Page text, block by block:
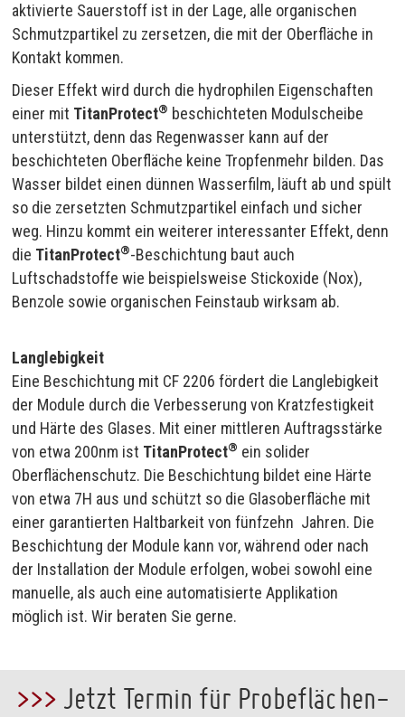
aktivierte Sauerstoff ist in der Lage, alle organischen
Schmutzpartikel zu zersetzen, die mit der Oberfläche in
Kontakt kommen.
Dieser Effekt wird durch die hydrophilen Eigenschaften
einer mit TitanProtect® beschichteten Modulscheibe
unterstützt, denn das Regenwasser kann auf der
beschichteten Oberfläche keine Tropfenmehr bilden. Das
Wasser bildet einen dünnen Wasserfilm, läuft ab und spült
so die zersetzten Schmutzpartikel einfach und sicher
weg. Hinzu kommt ein weiterer interessanter Effekt, denn
die TitanProtect®-Beschichtung baut auch
Luftschadstoffe wie beispielsweise Stickoxide (Nox),
Benzole sowie organischen Feinstaub wirksam ab.
Langlebigkeit
Eine Beschichtung mit CF 2206 fördert die Langlebigkeit
der Module durch die Verbesserung von Kratzfestigkeit
und Härte des Glases. Mit einer mittleren Auftragsstärke
von etwa 200nm ist TitanProtect® ein solider
Oberflächenschutz. Die Beschichtung bildet eine Härte
von etwa 7H aus und schützt so die Glasoberfläche mit
einer garantierten Haltbarkeit von fünfzehn Jahren. Die
Beschichtung der Module kann vor, während oder nach
der Installation der Module erfolgen, wobei sowohl eine
manuelle, als auch eine automatisierte Applikation
möglich ist. Wir beraten Sie gerne.
>>> Jetzt Termin für Probeflächen-